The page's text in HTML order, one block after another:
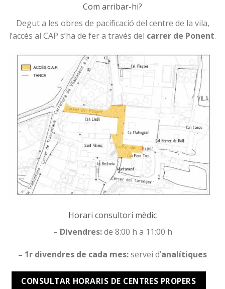
Com arribar-hi?
Degut a les obres de pacificació del centre de la vila,
l’accés al CAP s’ha de fer a través del carrer de Ponent.
Horari consultori mèdic
– Divendres:de 8:00 h a 11:00 h
– 1r divendres de cada mes:servei d’analítiques
CONSULTAR HORARIS DE CENTRES PROPERS